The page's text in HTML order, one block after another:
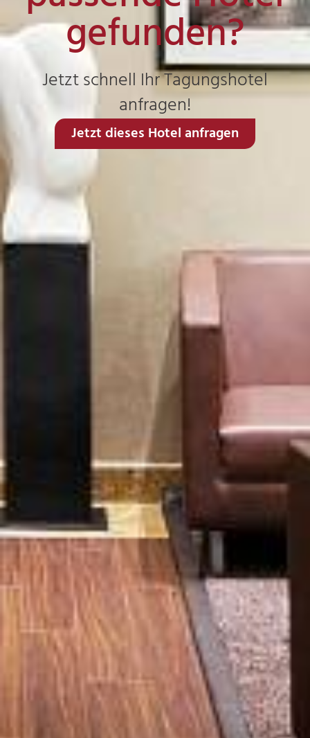
gefunden?
Jetzt schnell Ihr Tagungshotel
anfragen!
Jetzt dieses Hotel anfragen